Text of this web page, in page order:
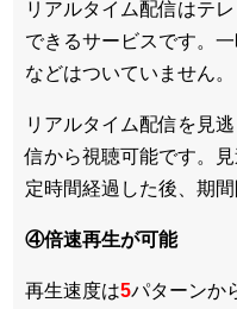
リアルタイム配信はテ
できるサービスです。
などはついていません。
リアルタイム配信を見
信から視聴可能です。
定時間経過した後、期
④倍速再生が可能
再生速度は5パターンか